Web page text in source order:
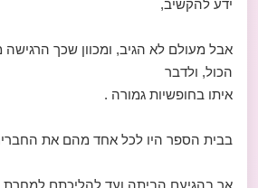
ידע להקשיב,
אבל מעולם לא הגיב, ומכוון שכך הרגישה
הכול, ולדבר
איתו בחופשיות גמורה .
בבית הספר היו לכל אחד מהם את
אך בהגיעם הביתה ועד להליכתם למחרת